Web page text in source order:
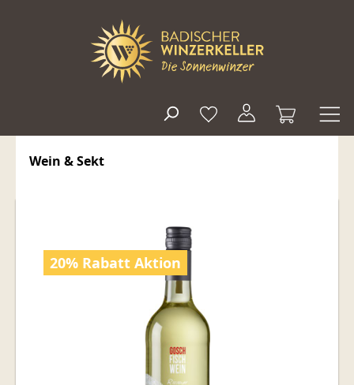
Wein & Sekt
Bildergalerie überspringen
20% Rabatt Aktion